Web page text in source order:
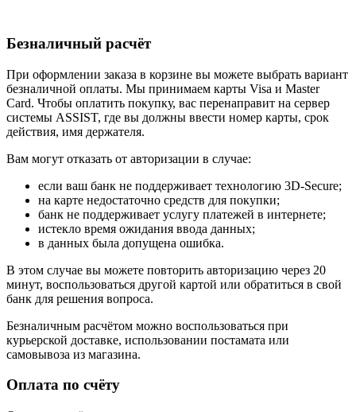
Безналичный расчёт
При оформлении заказа в корзине вы можете выбрать вариант
безналичной оплаты. Мы принимаем карты Visa и Master
Card. Чтобы оплатить покупку, вас перенаправит на сервер
системы ASSIST, где вы должны ввести номер карты, срок
действия, имя держателя.
Вам могут отказать от авторизации в случае:
если ваш банк не поддерживает технологию 3D-Secure;
на карте недостаточно средств для покупки;
банк не поддерживает услугу платежей в интернете;
истекло время ожидания ввода данных;
в данных была допущена ошибка.
В этом случае вы можете повторить авторизацию через 20
минут, воспользоваться другой картой или обратиться в свой
банк для решения вопроса.
Безналичным расчётом можно воспользоваться при
курьерской доставке, использовании постамата или
самовывоза из магазина.
Оплата по счёту